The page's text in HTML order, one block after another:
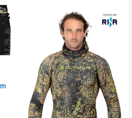
175.00€
à
produit
a
Les
options
peuvent
être
choisies
sur